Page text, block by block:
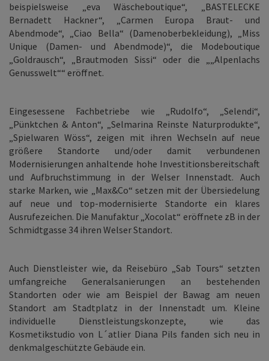
beispielsweise „eva Wäscheboutique“, „BASTELECKE
Bernadett Hackner“, „Carmen Europa Braut- und
Abendmode“, „Ciao Bella“ (Damenoberbekleidung), „Miss
Unique (Damen- und Abendmode)“, die Modeboutique
„Goldrausch“, „Brautmoden Sissi“ oder die „„Alpenlachs
Genusswelt““ eröffnet.
Eingesessene Fachbetriebe wie „Rudolfo“, „Selendi“,
„Pünktchen & Anton“, „Selmarina Reinste Naturprodukte“,
„Spielwaren Wöss“, zeigen mit ihren Wechseln auf neue
größere Standorte und/oder damit verbundenen
Modernisierungen anhaltende hohe Investitionsbereitschaft
und Aufbruchstimmung in der Welser Innenstadt. Auch
starke Marken, wie „Max&Co“ setzen mit der Übersiedelung
auf neue und top-modernisierte Standorte ein klares
Ausrufezeichen. Die Manufaktur „Xocolat“ eröffnete zB in der
Schmidtgasse 34 ihren Welser Standort.
Auch Dienstleister wie, da Reisebüro „Sab Tours“ setzten
umfangreiche Generalsanierungen an bestehenden
Standorten oder wie am Beispiel der Bawag am neuen
Standort am Stadtplatz in der Innenstadt um. Kleine
individuelle Dienstleistungskonzepte, wie das
Kosmetikstudio von L´atlier Diana Pils fanden sich neu in
denkmalgeschützte Gebäude ein.